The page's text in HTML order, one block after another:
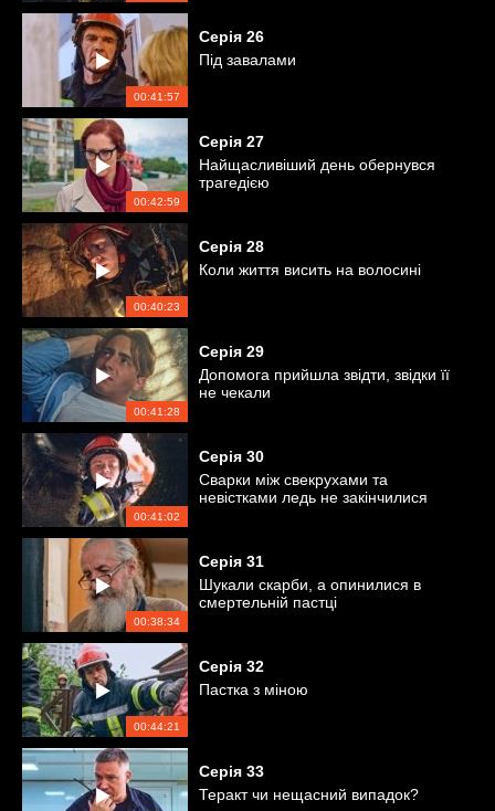
00:41:57
Серія 26
Під завалами
00:42:59
Серія 27
Найщасливіший день обернувся
трагедією
00:40:23
Серія 28
Коли життя висить на волосині
00:41:28
Серія 29
Допомога прийшла звідти, звідки її
не чекали
00:41:02
Серія 30
Сварки між свекрухами та
невістками ледь не закінчилися
00:38:34
Серія 31
Шукали скарби, а опинилися в
смертельній пастці
00:44:21
Серія 32
Пастка з міною
Серія 33
Теракт чи нещасний випадок?